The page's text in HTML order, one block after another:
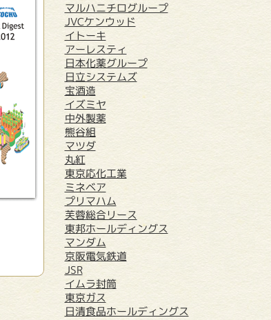
マルハニチログループ
JVCケンウッド
イトーキ
アーレスティ
日本化薬グループ
日立システムズ
宝酒造
イズミヤ
中外製薬
熊谷組
マツダ
丸紅
東京応化工業
ミネベア
プリマハム
芙蓉総合リース
東邦ホールディングス
マンダム
京阪電気鉄道
JSR
イムラ封筒
東京ガス
日清食品ホールディングス